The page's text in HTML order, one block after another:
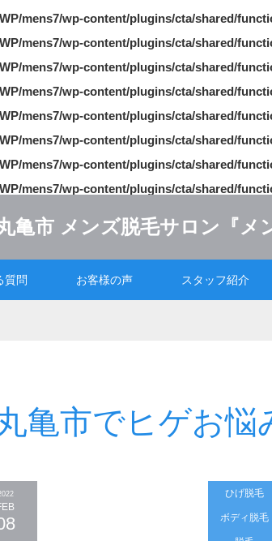
mens7/wp-content/plugins/cta/shared/
mens7/wp-content/plugins/cta/shared/
mens7/wp-content/plugins/cta/shared/
mens7/wp-content/plugins/cta/shared/
mens7/wp-content/plugins/cta/shared/
mens7/wp-content/plugins/cta/shared/
mens7/wp-content/plugins/cta/shared/
mens7/wp-content/plugins/cta/shared/
質問 お客様の声 スタッフ紹介
亀市でヒゲお悩
ひげ脱毛
ボディ脱毛